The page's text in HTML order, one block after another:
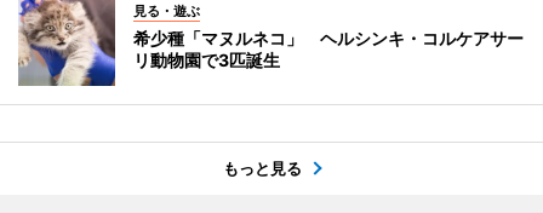
見る・遊ぶ
希少種「マヌルネコ」 ヘルシンキ・コルケアサー
リ動物園で3匹誕生
もっと見る